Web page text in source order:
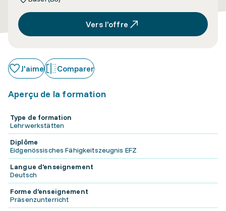
Vers l’offre
J'aime Comparer
Aperçu de la formation
Type de formation
Lehrwerkstätten
Diplôme
Eidgenössisches Fähigkeitszeugnis EFZ
Langue d'enseignement
Deutsch
Forme d'enseignement
Präsenzunterricht